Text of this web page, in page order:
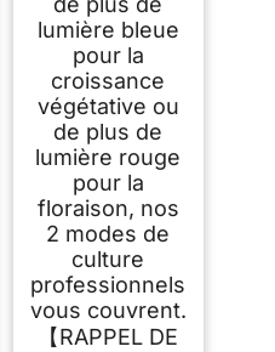
lumière bleue
pour la
croissance
végétative ou
de plus de
lumière rouge
pour la
floraison, nos
2 modes de
culture
professionnels
vous couvrent.
【RAPPEL DE